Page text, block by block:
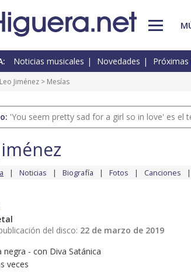
Noticias musicales Novedades
Leo Jiménez > Mesías
'You seem pretty sad for a girl so in love' es el
Noticias Biografía Fotos Canciones
del disco: 22 de marzo de 2019
negra - con Diva Satánica
veces